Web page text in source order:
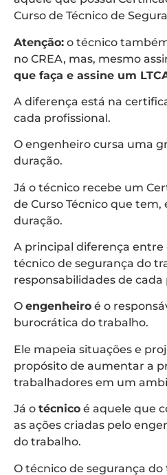
Curso de Técnico de
Atenção: o técnico
no CREA, mas, mesmo
que faça e assine um
A diferença está na
cada profissional.
O engenheiro cursa uma
duração.
Já o técnico recebe um
de Curso Técnico que tem,
duração.
A principal diferença entre
técnico de segurança do
responsabilidades de cada
O engenheiro é o
burocrática do trabalho.
Ele mapeia situações e
propósito de aumentar a
trabalhadores em um
Já o técnico é aquele que
as ações criadas pelo
do trabalho.
O técnico de segurança do